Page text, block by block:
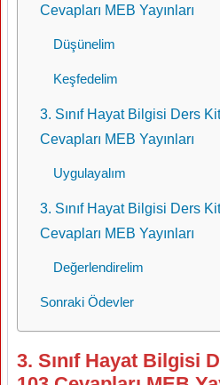
Cevapları MEB Yayınları
Düşünelim
Keşfedelim
3. Sınıf Hayat Bilgisi Ders
Cevapları MEB Yayınları
Uygulayalım
3. Sınıf Hayat Bilgisi Ders
Cevapları MEB Yayınları
Değerlendirelim
Sonraki Ödevler
3. Sınıf Hayat Bilgisi